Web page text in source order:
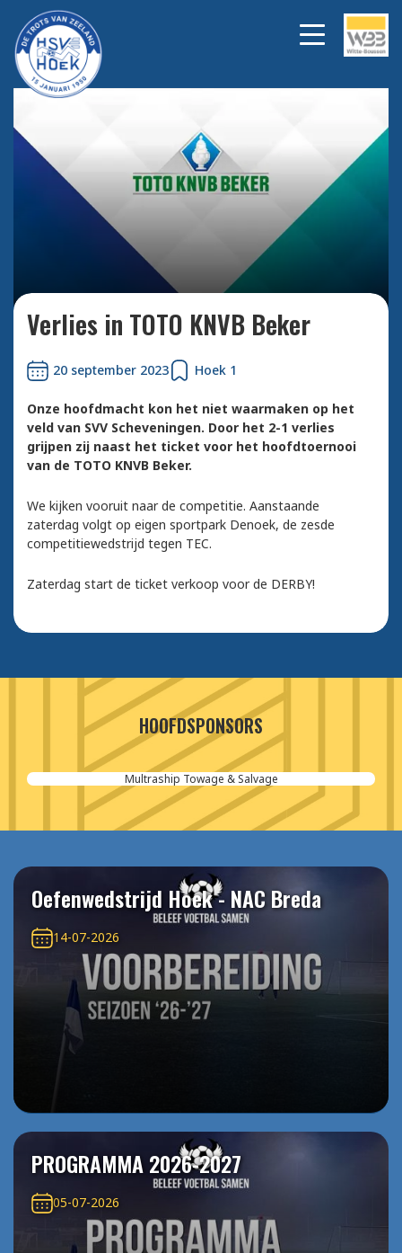
Verlies in TOTO KNVB Beker
20 september 2023 Hoek 1
Onze hoofdmacht kon het niet waarmaken op het
veld van SVV Scheveningen. Door het 2-1 verlies
grijpen zij naast het ticket voor het hoofdtoernooi
van de TOTO KNVB Beker.
We kijken vooruit naar de competitie. Aanstaande
zaterdag volgt op eigen sportpark Denoek, de zesde
competitiewedstrijd tegen TEC.
Zaterdag start de ticket verkoop voor de DERBY!
HOOFDSPONSORS
Aannemersbedrijf van der Poel
Oefenwedstrijd Hoek - NAC Breda
14-07-2026
PROGRAMMA 2026-2027
05-07-2026